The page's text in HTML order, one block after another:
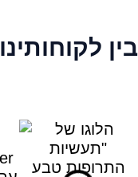
בין לקוחותינו